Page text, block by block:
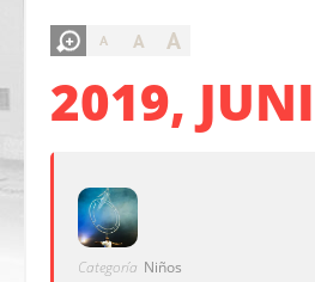
A A A
2019,
Categoría Niños